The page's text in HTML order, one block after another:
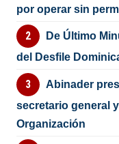
por operar sin
De Último
del Desfile
Abinader
secretario general
Organización